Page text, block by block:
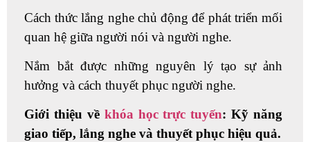
Cách thức lắng nghe chủ động để phát triển mối
quan hệ giữa người nói và người nghe.
Nắm bắt được những nguyên lý tạo sự ảnh
hưởng và cách thuyết phục người nghe.
Giới thiệu về khóa học trực tuyến: Kỹ năng
giao tiếp, lắng nghe và thuyết phục hiệu quả.